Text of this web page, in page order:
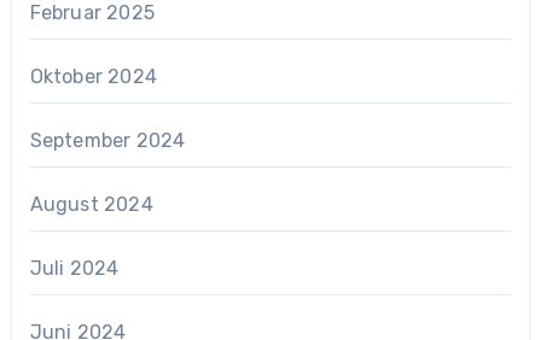
Februar 2025
Oktober 2024
September 2024
August 2024
Juli 2024
Juni 2024